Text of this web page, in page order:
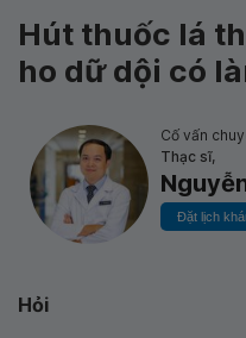
Hút thuốc lá
ho dữ dội có
Cố vấn
Thạc sĩ,
Đặt lịch
Hỏi